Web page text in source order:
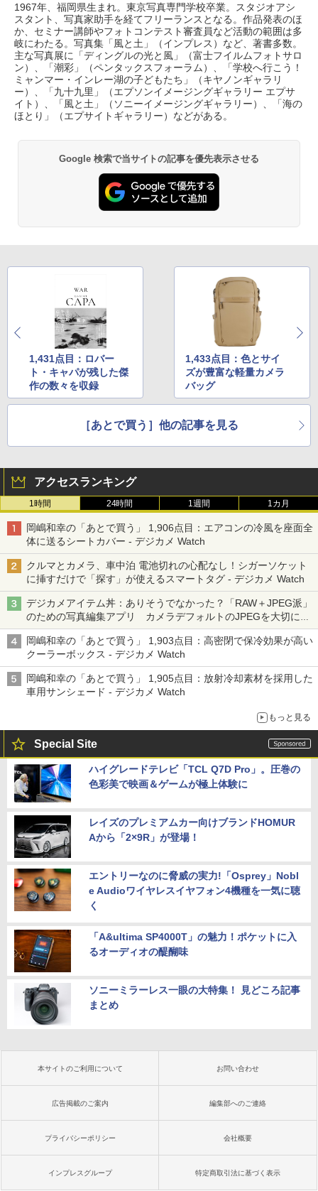
1967年、福岡県生まれ。東京写真専門学校卒業。スタジオアシ
スタント、写真家助手を経てフリーランスとなる。作品発表のほ
か、セミナー講師やフォトコンテスト審査員など活動の範囲は多
岐にわたる。写真集「風と土」（インプレス）など、著書多数。
主な写真展に「ディングルの光と風」（富士フイルムフォトサロ
ン）、「潮彩」（ペンタックスフォーラム）、「学校へ行こう！
ミャンマー・インレー湖の子どもたち」（キヤノンギャラリ
ー）、「九十九里」（エプソンイメージングギャラリー エプサ
イト）、「風と土」（ソニーイメージングギャラリー）、「海の
ほとり」（エプサイトギャラリー）などがある。
Google 検索で当サイトの記事を優先表示させる
1,431点目：ロバー
ト・キャパが残した傑
作の数々を収録
1,433点目：色とサイ
ズが豊富な軽量カメラ
バッグ
［あとで買う］他の記事を見る
アクセスランキング
1時間 24時間 1週間 1カ月
岡嶋和幸の「あとで買う」 1,906点目：エアコンの冷風を座面全
体に送るシートカバー - デジカメ Watch
クルマとカメラ、車中泊 電池切れの心配なし！シガーソケット
に挿すだけで「探す」が使えるスマートタグ - デジカメ Watch
デジカメアイテム丼：ありそうでなかった？「RAW＋JPEG派」
のための写真編集アプリ カメラデフォルトのJPEGを大切にす
る「Filmator」
岡嶋和幸の「あとで買う」 1,903点目：高密閉で保冷効果が高い
クーラーボックス - デジカメ Watch
岡嶋和幸の「あとで買う」 1,905点目：放射冷却素材を採用した
車用サンシェード - デジカメ Watch
もっと見る
Special Site
ハイグレードテレビ「TCL Q7D Pro」。圧巻の
色彩美で映画＆ゲームが極上体験に
レイズのプレミアムカー向けブランドHOMUR
Aから「2×9R」が登場！
エントリーなのに脅威の実力!「Osprey」Nobl
e Audioワイヤレスイヤフォン4機種を一気に聴
く
「A&ultima SP4000T」の魅力！ポケットに入
るオーディオの醍醐味
ソニーミラーレス一眼の大特集！ 見どころ記事
まとめ
本サイトのご利用について お問い合わせ
広告掲載のご案内 編集部へのご連絡
プライバシーポリシー 会社概要
インプレスグループ 特定商取引法に基づく表示